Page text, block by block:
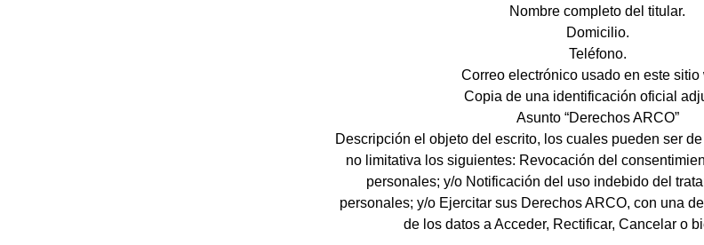
Nombre completo del titular.
Domicilio.
Teléfono.
Correo electrónico usado en este sitio
Copia de una identificación oficial
Asunto “Derechos ARCO”
Descripción el objeto del escrito, los cuales pueden ser
no limitativa los siguientes: Revocación del
personales; y/o Notificación del uso indebido del
personales; y/o Ejercitar sus Derechos ARCO, con una
de los datos a Acceder, Rectificar, Cancelar o